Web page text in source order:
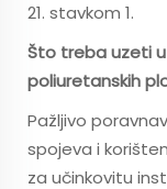
21. stavkom 1.
Što treba uzeti
poliuretanskih
Pažljivo
spojeva i
za učinkovitu